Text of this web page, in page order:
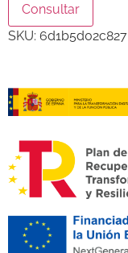
Consultar
SKU: 6d1b5d02c827